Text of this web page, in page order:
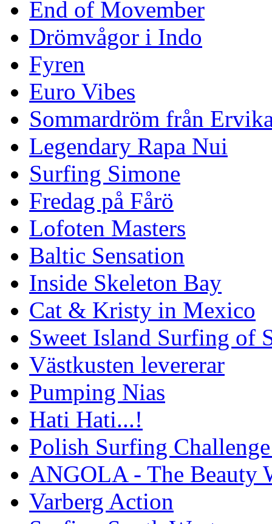
End of Movember
Drömvågor i Indo
Fyren
Euro Vibes
Sommardröm från
Legendary Rapa Nui
Surfing Simone
Fredag på Fårö
Lofoten Masters
Baltic Sensation
Inside Skeleton Bay
Cat & Kristy in Mexico
Sweet Island Surfing of
Västkusten levererar
Pumping Nias
Hati Hati...!
Polish Surfing
ANGOLA - The Beauty
Varberg Action